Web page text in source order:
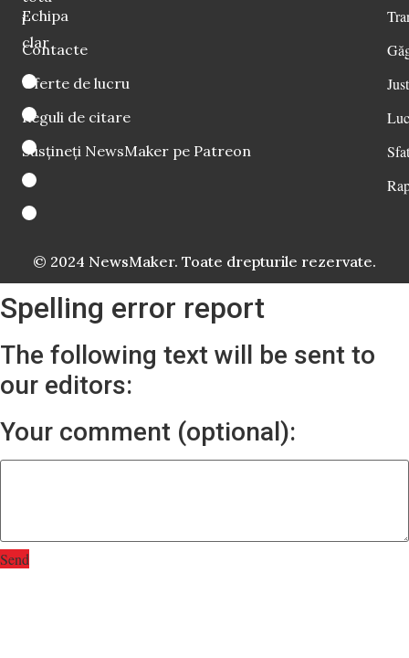
i
clar
Echipa
Contacte
Oferte de lucru
Reguli de citare
Susțineți NewsMaker pe Patreon
© 2024 NewsMaker. Toate drepturile rezervate.
Spelling error report
The following text will be sent to
our editors:
Your comment (optional):
Send